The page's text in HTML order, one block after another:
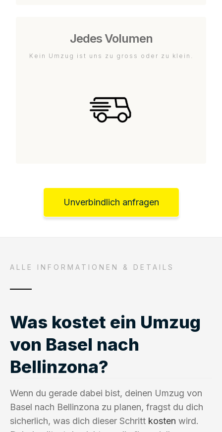
Jedes Volumen
Kein Umzug ist uns zu gross oder zu klein.
Unverbindlich anfragen
ALLE INFORMATIONEN & DETAILS
Was kostet ein Umzug
von Basel nach
Bellinzona?
Wenn du gerade dabei bist, deinen Umzug von
Basel nach Bellinzona zu planen, fragst du dich
sicherlich, was dich dieser Schritt kosten wird.